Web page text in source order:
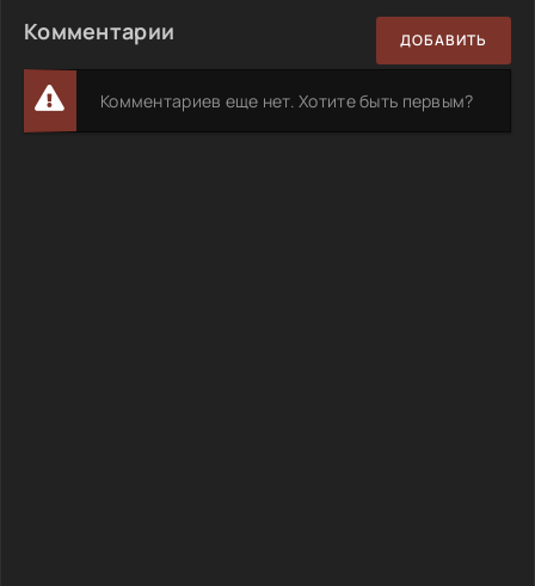
Комментарии ДОБАВИТЬ
Комментариев еще нет. Хотите быть первым?